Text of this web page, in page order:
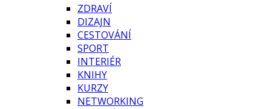
ZDRAVÍ
DIZAJN
CESTOVÁNÍ
SPORT
INTERIÉR
KNIHY
KURZY
NETWORKING